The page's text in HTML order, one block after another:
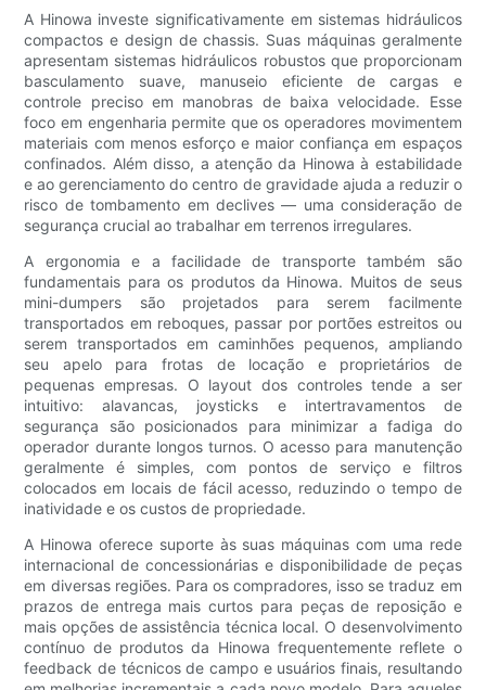
A Hinowa investe significativamente em sistemas hidráulicos
compactos e design de chassis. Suas máquinas geralmente
apresentam sistemas hidráulicos robustos que proporcionam
basculamento suave, manuseio eficiente de cargas e
controle preciso em manobras de baixa velocidade. Esse
foco em engenharia permite que os operadores movimentem
materiais com menos esforço e maior confiança em espaços
confinados. Além disso, a atenção da Hinowa à estabilidade
e ao gerenciamento do centro de gravidade ajuda a reduzir o
risco de tombamento em declives — uma consideração de
segurança crucial ao trabalhar em terrenos irregulares.
A ergonomia e a facilidade de transporte também são
fundamentais para os produtos da Hinowa. Muitos de seus
mini-dumpers são projetados para serem facilmente
transportados em reboques, passar por portões estreitos ou
serem transportados em caminhões pequenos, ampliando
seu apelo para frotas de locação e proprietários de
pequenas empresas. O layout dos controles tende a ser
intuitivo: alavancas, joysticks e intertravamentos de
segurança são posicionados para minimizar a fadiga do
operador durante longos turnos. O acesso para manutenção
geralmente é simples, com pontos de serviço e filtros
colocados em locais de fácil acesso, reduzindo o tempo de
inatividade e os custos de propriedade.
A Hinowa oferece suporte às suas máquinas com uma rede
internacional de concessionárias e disponibilidade de peças
em diversas regiões. Para os compradores, isso se traduz em
prazos de entrega mais curtos para peças de reposição e
mais opções de assistência técnica local. O desenvolvimento
contínuo de produtos da Hinowa frequentemente reflete o
feedback de técnicos de campo e usuários finais, resultando